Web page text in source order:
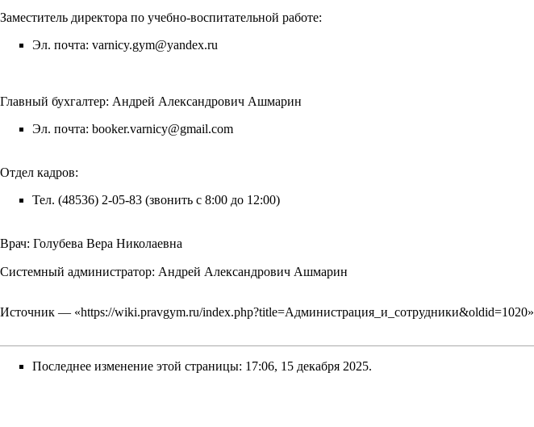
Заместитель директора по учебно-воспитательной работе:
Эл. почта: varnicy.gym@yandex.ru
Главный бухгалтер: Андрей Александрович Ашмарин
Эл. почта: booker.varnicy@gmail.com
Отдел кадров:
Тел. (48536) 2-05-83 (звонить с 8:00 до 12:00)
Врач: Голубева Вера Николаевна
Системный администратор: Андрей Александрович Ашмарин
Источник — «https://wiki.pravgym.ru/index.php?title=Администрация_и_сотрудники&oldid=1020»
Последнее изменение этой страницы: 17:06, 15 декабря 2025.